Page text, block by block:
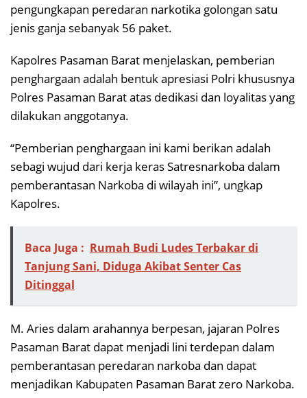
pengungkapan peredaran narkotika golongan satu
jenis ganja sebanyak 56 paket.
Kapolres Pasaman Barat menjelaskan, pemberian
penghargaan adalah bentuk apresiasi Polri khususnya
Polres Pasaman Barat atas dedikasi dan loyalitas yang
dilakukan anggotanya.
“Pemberian penghargaan ini kami berikan adalah
sebagi wujud dari kerja keras Satresnarkoba dalam
pemberantasan Narkoba di wilayah ini”, ungkap
Kapolres.
Baca Juga : Rumah Budi Ludes Terbakar di
Tanjung Sani, Diduga Akibat Senter Cas
Ditinggal
M. Aries dalam arahannya berpesan, jajaran Polres
Pasaman Barat dapat menjadi lini terdepan dalam
pemberantasan peredaran narkoba dan dapat
menjadikan Kabupaten Pasaman Barat zero Narkoba.